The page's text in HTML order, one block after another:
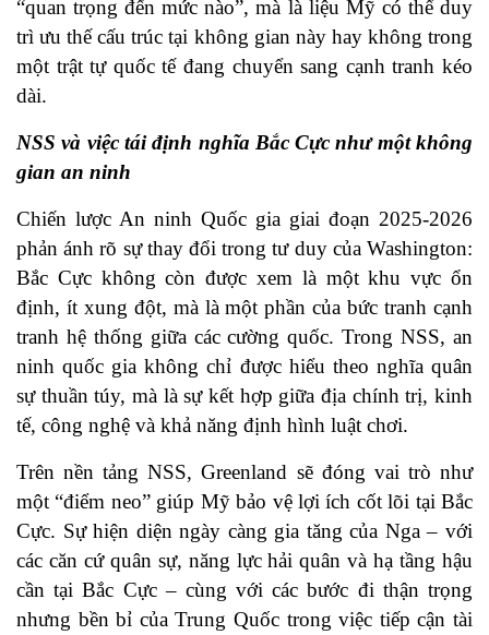
“quan trọng đến mức nào”, mà là liệu Mỹ có thể duy
trì ưu thế cấu trúc tại không gian này hay không trong
một trật tự quốc tế đang chuyển sang cạnh tranh kéo
dài.
NSS và việc tái định nghĩa Bắc Cực như một không
gian an ninh
Chiến lược An ninh Quốc gia giai đoạn 2025-2026
phản ánh rõ sự thay đổi trong tư duy của Washington:
Bắc Cực không còn được xem là một khu vực ổn
định, ít xung đột, mà là một phần của bức tranh cạnh
tranh hệ thống giữa các cường quốc. Trong NSS, an
ninh quốc gia không chỉ được hiểu theo nghĩa quân
sự thuần túy, mà là sự kết hợp giữa địa chính trị, kinh
tế, công nghệ và khả năng định hình luật chơi.
Trên nền tảng NSS, Greenland sẽ đóng vai trò như
một “điểm neo” giúp Mỹ bảo vệ lợi ích cốt lõi tại Bắc
Cực. Sự hiện diện ngày càng gia tăng của Nga – với
các căn cứ quân sự, năng lực hải quân và hạ tầng hậu
cần tại Bắc Cực – cùng với các bước đi thận trọng
nhưng bền bỉ của Trung Quốc trong việc tiếp cận tài